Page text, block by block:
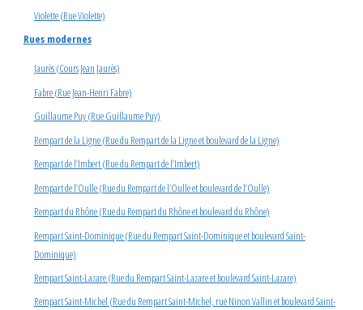
Violette (Rue Violette)
Rues modernes
Jaurès (Cours Jean Jaurès)
Fabre (Rue Jean-Henri Fabre)
Guillaume Puy (Rue Guillaume Puy)
Rempart de la Ligne (Rue du Rempart de la Ligne et boulevard de la Ligne)
Rempart de l’Imbert (Rue du Rempart de l’Imbert)
Rempart de l’Oulle (Rue du Rempart de l’Oulle et boulevard de l’Oulle)
Rempart du Rhône (Rue du Rempart du Rhône et boulevard du Rhône)
Rempart Saint-Dominique (Rue du Rempart Saint-Dominique et boulevard Saint-
Dominique)
Rempart Saint-Lazare (Rue du Rempart Saint-Lazare et boulevard Saint-Lazare)
Rempart Saint-Michel (Rue du Rempart Saint-Michel, rue Ninon Vallin et boulevard Saint-